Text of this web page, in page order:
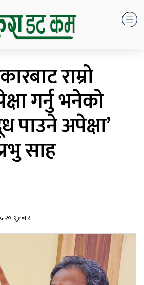
राम्रो
गर्नु भनेको
पाउने अपेक्षा’
साह
२०, शुक्रबार